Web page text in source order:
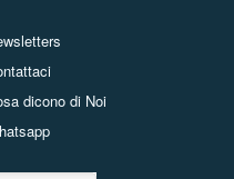
dicono di Noi